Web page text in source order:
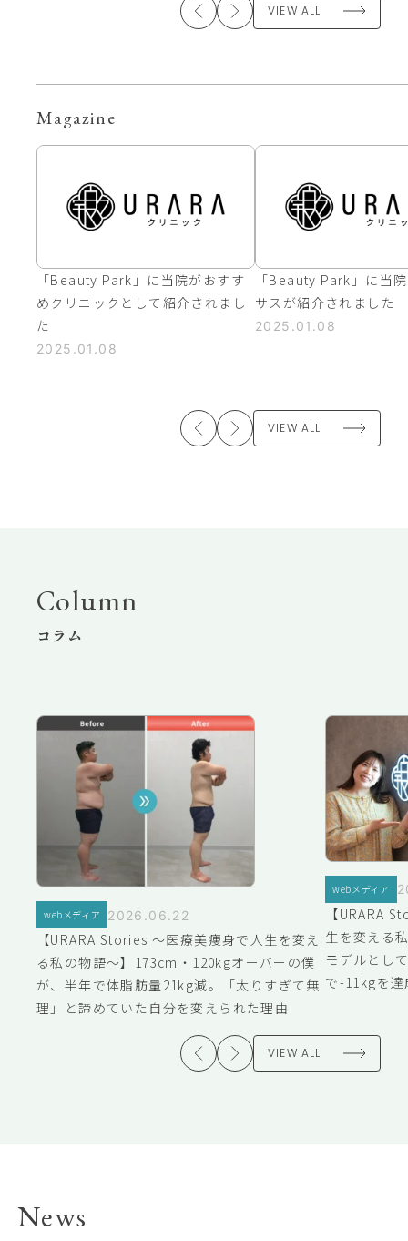
VIEW ALL
Magazine
VIEW ALL
「Beauty Park」に当院がおすす
めクリニックとして紹介されまし
た
2025.01.08
「Beauty Park」に当
サスが紹介されました
2025.01.08
Column
コラム
VIEW ALL
【URARA Stories ～医療美痩身で人生を変え
る私の物語～】173cm・120kgオーバーの僕
が、半年で体脂肪量21kg減。「太りすぎて無
理」と諦めていた自分を変えられた理由
webメディア 2026.06.22
【URARA
生を変える
モデルとし
で-11kgを
webメディア
News